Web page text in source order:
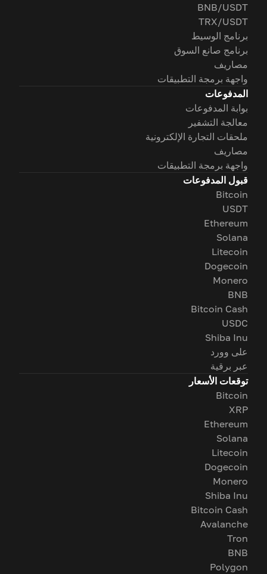
BNB/USDT
TRX/USDT
برنامج الوسيط
برنامج صانع السوق
مصاريف
واجهة برمجة التطبيقات
المدفوعات
بوابة المدفوعات
معالجة التشفير
ملحقات التجارة الإلكترونية
مصاريف
واجهة برمجة التطبيقات
قبول المدفوعات
Bitcoin
USDT
Ethereum
Solana
Litecoin
Dogecoin
Monero
BNB
Bitcoin Cash
USDC
Shiba Inu
على وورد
عبر برقية
توقعات الأسعار
Bitcoin
XRP
Ethereum
Solana
Litecoin
Dogecoin
Monero
Shiba Inu
Bitcoin Cash
Avalanche
Tron
BNB
Polygon